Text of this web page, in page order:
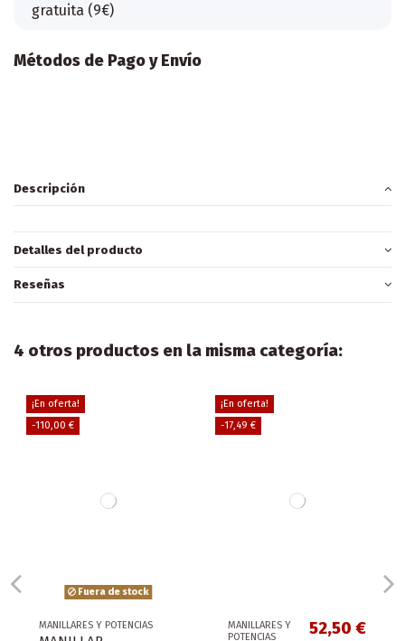
gratuita (9€)
Métodos de Pago y Envío
Descripción
Detalles del producto
Reseñas
4 otros productos en la misma categoría:
¡En oferta!
-110,00 €
Fuera de stock
MANILLARES Y POTENCIAS
¡En oferta!
-17,49 €
MANILLARES Y
POTENCIAS
52,50 €